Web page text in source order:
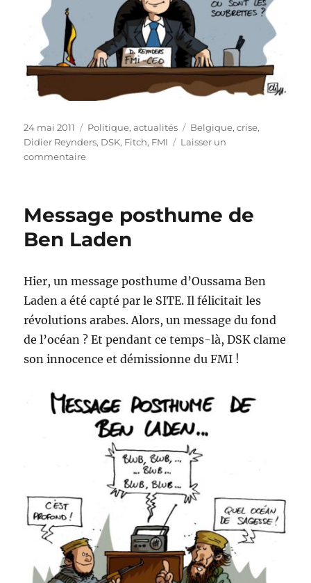
Publié
le
24 mai 2011 Catégories
Politique, actualités Étiquettes
Belgique,crise,
Didier Reynders, DSK, Fitch, FMI
Laisser un
commentairesur
Fitch
baisse
la
la
Belgique…
Message posthume de
Ben Laden
Hier, un message posthume d’Oussama Ben
Laden a été capté par le SITE. Il félicitait les
révolutions arabes. Alors, un message du fond
de l’océan ? Et pendant ce temps-là, DSK clame
son innocence et démissionne du FMI !